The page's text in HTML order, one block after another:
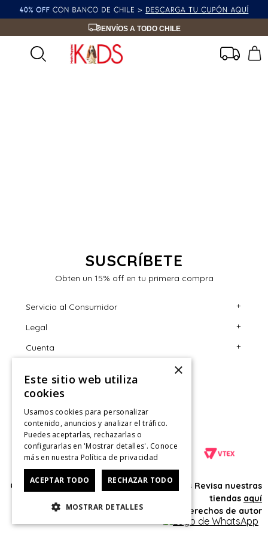
ENVÍOS A TODO CHILE
SUSCRÍBETE
Obten un 15% off en tu primera compra
Servicio al Consumidor +
Centro de Ayuda
Contáctanos
Retiro en tienda
Tiendas
CyberMonday
CyberDay
Legal +
Términos y Condiciones
Cambios, Retracto y Garantía
Políticas de Privacidad
Política de Privacidad de Marketing
Cuenta +
Sigue tu compra
Historial de Compras
¿Dónde viene mi compra?
Ver Boleta / Ticket de cambio
Oficina: Av. Las Condes #11281 - Las Condes Revisa nuestras
tiendas aquí
© 2025 HushPuppies Kids derechos de autor
×
Este sitio web utiliza
cookies
Usamos cookies para personalizar
contenido, anuncios y analizar el tráfico.
Puedes aceptarlas, rechazarlas o
configurarlas en 'Mostrar detalles'. Conoce
más en nuestra Política de privacidad
ACEPTAR TODO RECHAZAR TODO
MOSTRAR DETALLES